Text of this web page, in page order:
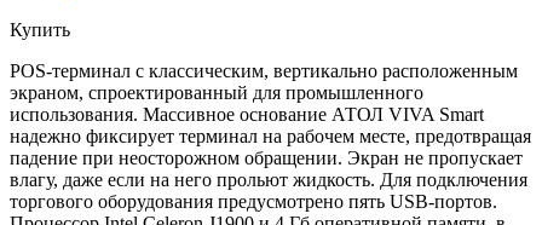
Купить
POS-терминал с классическим, вертикально расположенным
экраном, спроектированный для промышленного
использования. Массивное основание АТОЛ VIVA Smart
надежно фиксирует терминал на рабочем месте, предотвращая
падение при неосторожном обращении. Экран не пропускает
влагу, даже если на него прольют жидкость. Для подключения
торгового оборудования предусмотрено пять USB-портов.